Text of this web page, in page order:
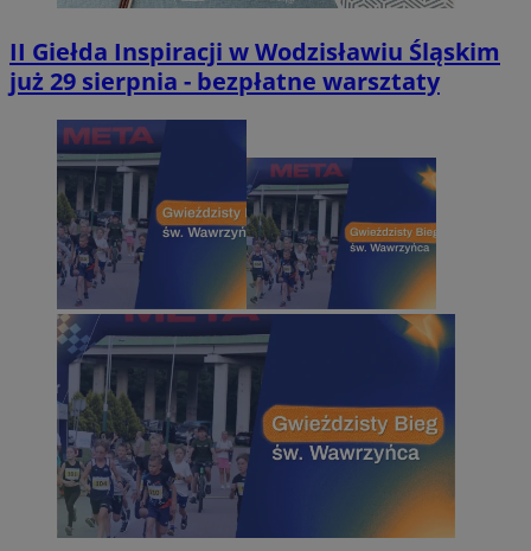
II Giełda Inspiracji w Wodzisławiu Śląskim
już 29 sierpnia - bezpłatne warsztaty